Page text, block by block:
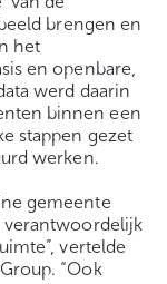
brengen en
het
en openbare,
werd daarin
binnen een
stappen gezet
werken.
gemeente
verantwoordelijk
vertelde
“Ook